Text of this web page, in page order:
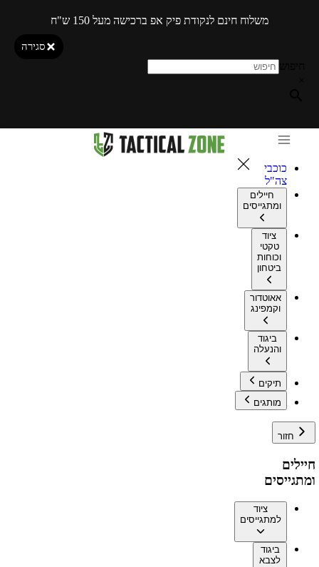
משלוח חינם לנקודת פיק אפ ברכישה מעל 150 ש"ח
סגירה
כוכבי
צה"ל
חיילים
ומתגייסים
ציוד
טקטי
וכוחות
ביטחון
אאוטדור
וקמפינג
ביגוד
והנעלה
תיקים
מותגים
חזור
חיילים
ומתגייסים
ציוד
למתגייסים
ביגוד
לצבא